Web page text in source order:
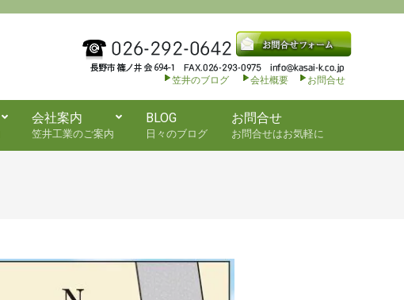
笠井のブログ 会社概要 お問合せ
会社案内
笠井工業のご案内
BLOG
日々のブログ
お問合せ
お問合せはお気軽に